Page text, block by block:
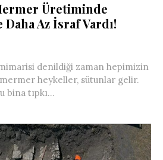
Üretiminde
Az İsraf Vardı!
denildiği zaman hepimizin
heykeller, sütunlar gelir.
bina tıpkı...